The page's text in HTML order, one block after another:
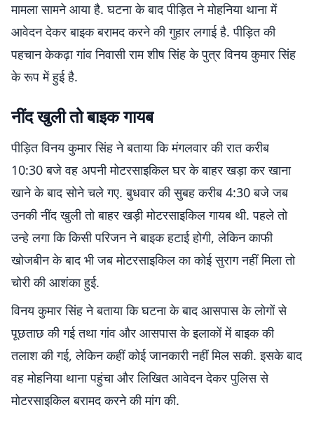
मामला सामने आया है. घटना के बाद पीड़ित ने मोहनिया थाना में
आवेदन देकर बाइक बरामद करने की गुहार लगाई है. पीड़ित की
पहचान केकढ़ा गांव निवासी राम शीष सिंह के पुत्र विनय कुमार सिंह
के रूप में हुई है.
नींद खुली तो बाइक गायब
पीड़ित विनय कुमार सिंह ने बताया कि मंगलवार की रात करीब
10:30 बजे वह अपनी मोटरसाइकिल घर के बाहर खड़ा कर खाना
खाने के बाद सोने चले गए. बुधवार की सुबह करीब 4:30 बजे जब
उनकी नींद खुली तो बाहर खड़ी मोटरसाइकिल गायब थी. पहले तो
उन्हे लगा कि किसी परिजन ने बाइक हटाई होगी, लेकिन काफी
खोजबीन के बाद भी जब मोटरसाइकिल का कोई सुराग नहीं मिला तो
चोरी की आशंका हुई.
विनय कुमार सिंह ने बताया कि घटना के बाद आसपास के लोगों से
पूछताछ की गई तथा गांव और आसपास के इलाकों में बाइक की
तलाश की गई, लेकिन कहीं कोई जानकारी नहीं मिल सकी. इसके बाद
वह मोहनिया थाना पहुंचा और लिखित आवेदन देकर पुलिस से
मोटरसाइकिल बरामद करने की मांग की.